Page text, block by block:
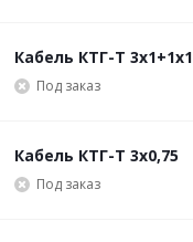
Кабель КТГ-Т 3х1+1х1
Под заказ
Кабель КТГ-Т 3х0,75
Под заказ